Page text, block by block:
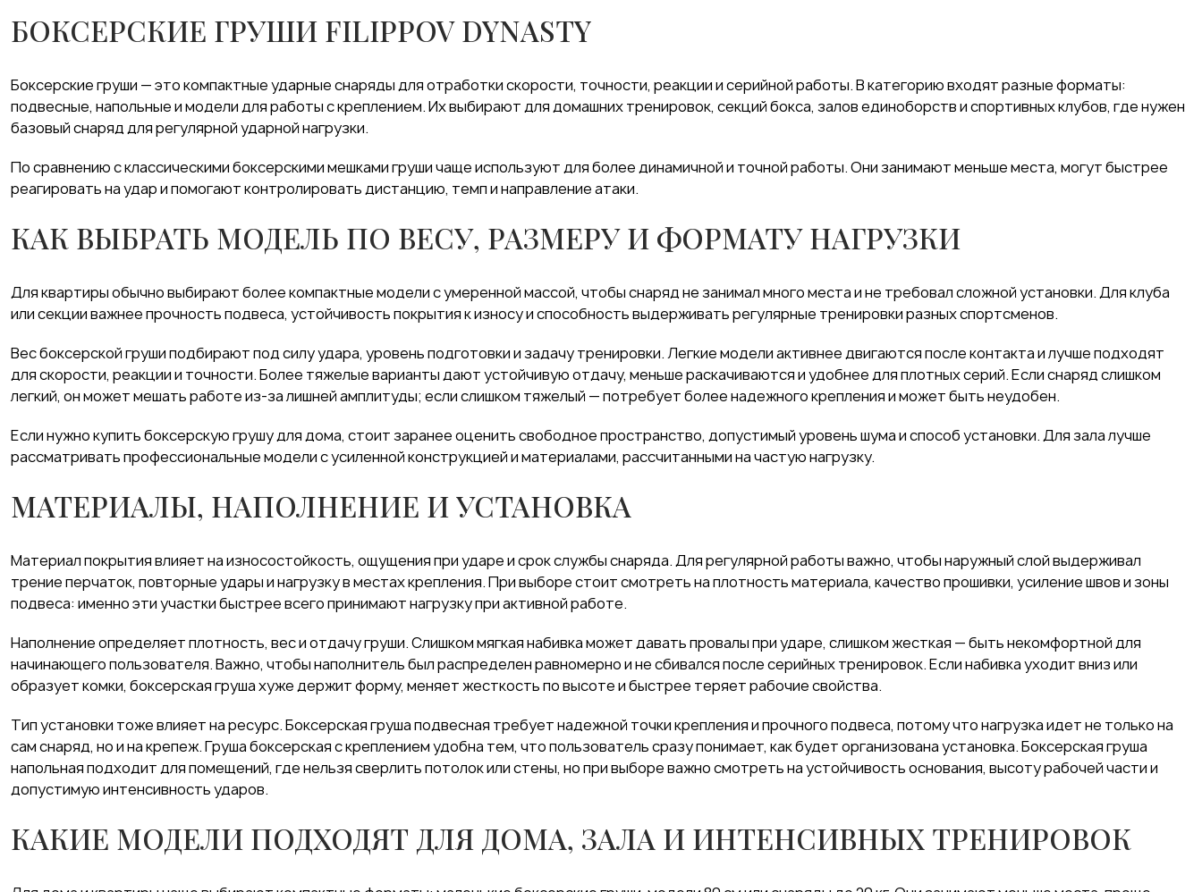
БОКСЕРСКИЕ ГРУШИ FILIPPOV DYNASTY
Боксерские груши — это компактные ударные снаряды для отработки скорости, точности, реакции и серийной работы. В категорию входят разные форматы:
подвесные, напольные и модели для работы с креплением. Их выбирают для домашних тренировок, секций бокса, залов единоборств и спортивных клубов, где нужен
базовый снаряд для регулярной ударной нагрузки.
По сравнению с классическими боксерскими мешками груши чаще используют для более динамичной и точной работы. Они занимают меньше места, могут быстрее
реагировать на удар и помогают контролировать дистанцию, темп и направление атаки.
КАК ВЫБРАТЬ МОДЕЛЬ ПО ВЕСУ, РАЗМЕРУ И ФОРМАТУ НАГРУЗКИ
Для квартиры обычно выбирают более компактные модели с умеренной массой, чтобы снаряд не занимал много места и не требовал сложной установки. Для клуба
или секции важнее прочность подвеса, устойчивость покрытия к износу и способность выдерживать регулярные тренировки разных спортсменов.
Вес боксерской груши подбирают под силу удара, уровень подготовки и задачу тренировки. Легкие модели активнее двигаются после контакта и лучше подходят
для скорости, реакции и точности. Более тяжелые варианты дают устойчивую отдачу, меньше раскачиваются и удобнее для плотных серий. Если снаряд слишком
легкий, он может мешать работе из-за лишней амплитуды; если слишком тяжелый — потребует более надежного крепления и может быть неудобен.
Если нужно купить боксерскую грушу для дома, стоит заранее оценить свободное пространство, допустимый уровень шума и способ установки. Для зала лучше
рассматривать профессиональные модели с усиленной конструкцией и материалами, рассчитанными на частую нагрузку.
МАТЕРИАЛЫ, НАПОЛНЕНИЕ И УСТАНОВКА
Материал покрытия влияет на износостойкость, ощущения при ударе и срок службы снаряда. Для регулярной работы важно, чтобы наружный слой выдерживал
трение перчаток, повторные удары и нагрузку в местах крепления. При выборе стоит смотреть на плотность материала, качество прошивки, усиление швов и зоны
подвеса: именно эти участки быстрее всего принимают нагрузку при активной работе.
Наполнение определяет плотность, вес и отдачу груши. Слишком мягкая набивка может давать провалы при ударе, слишком жесткая — быть некомфортной для
начинающего пользователя. Важно, чтобы наполнитель был распределен равномерно и не сбивался после серийных тренировок. Если набивка уходит вниз или
образует комки, боксерская груша хуже держит форму, меняет жесткость по высоте и быстрее теряет рабочие свойства.
Тип установки тоже влияет на ресурс. Боксерская груша подвесная требует надежной точки крепления и прочного подвеса, потому что нагрузка идет не только на
сам снаряд, но и на крепеж. Груша боксерская с креплением удобна тем, что пользователь сразу понимает, как будет организована установка. Боксерская груша
напольная подходит для помещений, где нельзя сверлить потолок или стены, но при выборе важно смотреть на устойчивость основания, высоту рабочей части и
допустимую интенсивность ударов.
КАКИЕ МОДЕЛИ ПОДХОДЯТ ДЛЯ ДОМА, ЗАЛА И ИНТЕНСИВНЫХ ТРЕНИРОВОК